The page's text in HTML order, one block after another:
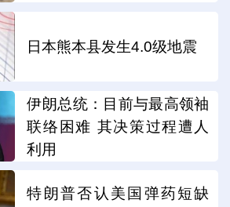
日本熊本县发生4.0级地震
伊朗总统：目前与最高领袖
联络困难 其决策过程遭人
利用
特朗普否认美国弹药短缺